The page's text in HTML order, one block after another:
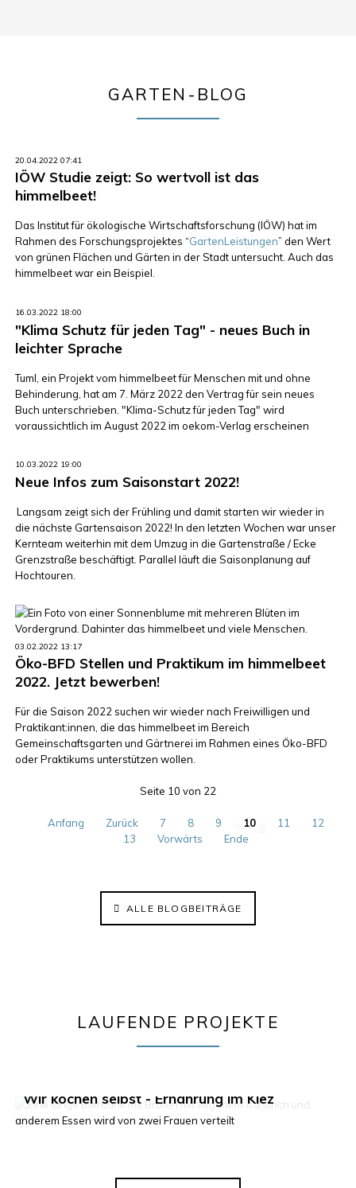
GARTEN-BLOG
20.04.2022 07:41
IÖW Studie zeigt: So wertvoll ist das
himmelbeet!
Das Institut für ökologische Wirtschaftsforschung (IÖW) hat im
Rahmen des Forschungsprojektes “GartenLeistungen” den Wert
von grünen Flächen und Gärten in der Stadt untersucht. Auch das
himmelbeet war ein Beispiel.
16.03.2022 18:00
"Klima Schutz für jeden Tag" - neues Buch in
leichter Sprache
Tuml, ein Projekt vom himmelbeet für Menschen mit und ohne
Behinderung, hat am 7. März 2022 den Vertrag für sein neues
Buch unterschrieben. "Klima-Schutz für jeden Tag" wird
voraussichtlich im August 2022 im oekom-Verlag erscheinen
10.03.2022 19:00
Neue Infos zum Saisonstart 2022!
Langsam zeigt sich der Frühling und damit starten wir wieder in
die nächste Gartensaison 2022! In den letzten Wochen war unser
Kernteam weiterhin mit dem Umzug in die Gartenstraße / Ecke
Grenzstraße beschäftigt. Parallel läuft die Saisonplanung auf
Hochtouren.
03.02.2022 13:17
Öko-BFD Stellen und Praktikum im himmelbeet
2022. Jetzt bewerben!
Für die Saison 2022 suchen wir wieder nach Freiwilligen und
Praktikant:innen, die das himmelbeet im Bereich
Gemeinschaftsgarten und Gärtnerei im Rahmen eines Öko-BFD
oder Praktikums unterstützen wollen.
Seite 10 von 22
Anfang Zurück 7 8 9 10 11
12
13
Vorwärts Ende
ALLE BLOGBEITRÄGE
LAUFENDE PROJEKTE
Wir kochen selbst - Ernährung im Kiez
ElisaBeet - Solidarischer Lehrgarten